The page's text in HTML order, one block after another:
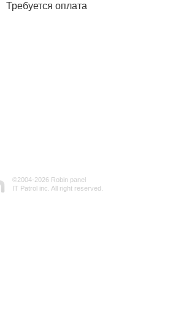
Требуется оплата
©2004-2026 Robin panel
IT Patrol inc. All right reserved.